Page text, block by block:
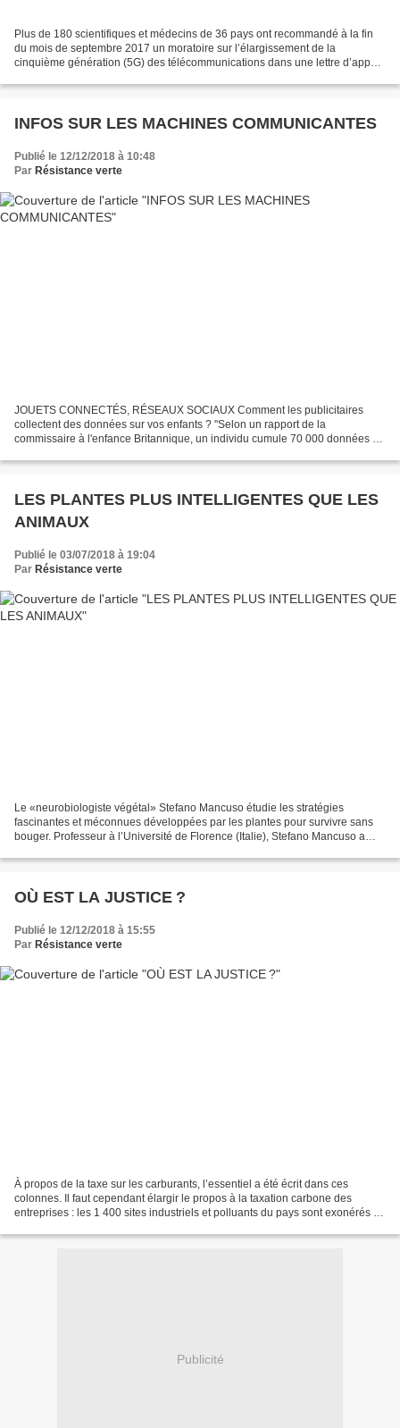
Plus de 180 scientifiques et médecins de 36 pays ont recommandé à la fin
du mois de septembre 2017 un moratoire sur l’élargissement de la
cinquième génération (5G) des télécommunications dans une lettre d’appel.
INFOS SUR LES MACHINES COMMUNICANTES
Publié le 12/12/2018 à 10:48
Par Résistance verte
JOUETS CONNECTÉS, RÉSEAUX SOCIAUX Comment les publicitaires
collectent des données sur vos enfants ? "Selon un rapport de la
commissaire à l'enfance Britannique, un individu cumule 70 000 données à
https://www.bfmtv.com/tech/jouets-connectes-reseaux-sociaux-comment-les-
LES PLANTES PLUS INTELLIGENTES QUE LES
ANIMAUX
Publié le 03/07/2018 à 19:04
Par Résistance verte
Le «neurobiologiste végétal» Stefano Mancuso étudie les stratégies
fascinantes et méconnues développées par les plantes pour survivre sans
bouger. Professeur à l’Université de Florence (Italie), Stefano Mancuso a
OÙ EST LA JUSTICE ?
Publié le 12/12/2018 à 15:55
Par Résistance verte
À propos de la taxe sur les carburants, l’essentiel a été écrit dans ces
colonnes. Il faut cependant élargir le propos à la taxation carbone des
entreprises : les 1 400 sites industriels et polluants du pays sont exonérés de
Publicité